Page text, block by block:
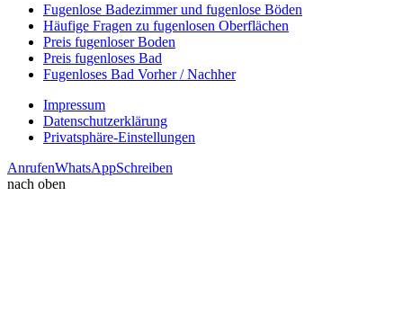
Fugenlose Badezimmer und fugenlose Böden
Häufige Fragen zu fugenlosen Oberflächen
Preis fugenloser Boden
Preis fugenloses Bad
Fugenloses Bad Vorher / Nachher
Impressum
Datenschutzerklärung
Privatsphäre-Einstellungen
AnrufenWhatsAppSchreiben
nach oben